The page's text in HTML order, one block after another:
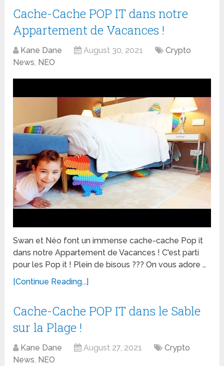
Cache-Cache POP IT dans notre
Appartement de Vacances !
Kane Dane August 30, 2021
Crypto
News, NEO
Swan et Néo font un immense cache-cache Pop it
dans notre Appartement de Vacances ! C'est parti
pour les Pop it ! Plein de bisous ??? On vous adore …
[Continue Reading...]
Cache-Cache POP IT dans le Sable
sur la Plage !
Kane Dane August 27, 2021
Crypto
News, NEO